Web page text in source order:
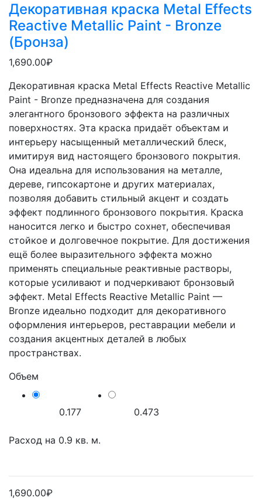
Декоративная краска Metal Effects
Reactive Metallic Paint - Bronze
(Бронза)
1,690.00₽
Декоративная краска Metal Effects Reactive Metallic
Paint - Bronze предназначена для создания
элегантного бронзового эффекта на различных
поверхностях. Эта краска придаёт объектам и
интерьеру насыщенный металлический блеск,
имитируя вид настоящего бронзового покрытия.
Она идеальна для использования на металле,
дереве, гипсокартоне и других материалах,
позволяя добавить стильный акцент и создать
эффект подлинного бронзового покрытия. Краска
наносится легко и быстро сохнет, обеспечивая
стойкое и долговечное покрытие. Для достижения
ещё более выразительного эффекта можно
применять специальные реактивные растворы,
которые усиливают и подчеркивают бронзовый
эффект. Metal Effects Reactive Metallic Paint —
Bronze идеально подходит для декоративного
оформления интерьеров, реставрации мебели и
создания акцентных деталей в любых
пространствах.
Объем
0.177 0.473
Расход на 0.9 кв. м.
1,690.00₽